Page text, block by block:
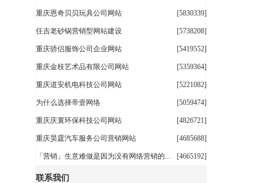
重庆恩奇贝贝玩具公司网站 [5830339]
任吉老砂锅营销型网站建设 [5738208]
重庆骄侣服饰公司企业网站 [5419552]
重庆金枝艺术品有限公司网站 [5359364]
重庆道安机电科技公司网站 [5221082]
为什么选择帝壹网络 [5059474]
重庆庆寰环保科技公司网站 [4826721]
重庆昊霆汽车服务公司营销网站 [4685688]
「营销」生意难做是因为没有网络营销的... [4665192]
联系我们